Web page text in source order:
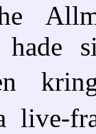
live-